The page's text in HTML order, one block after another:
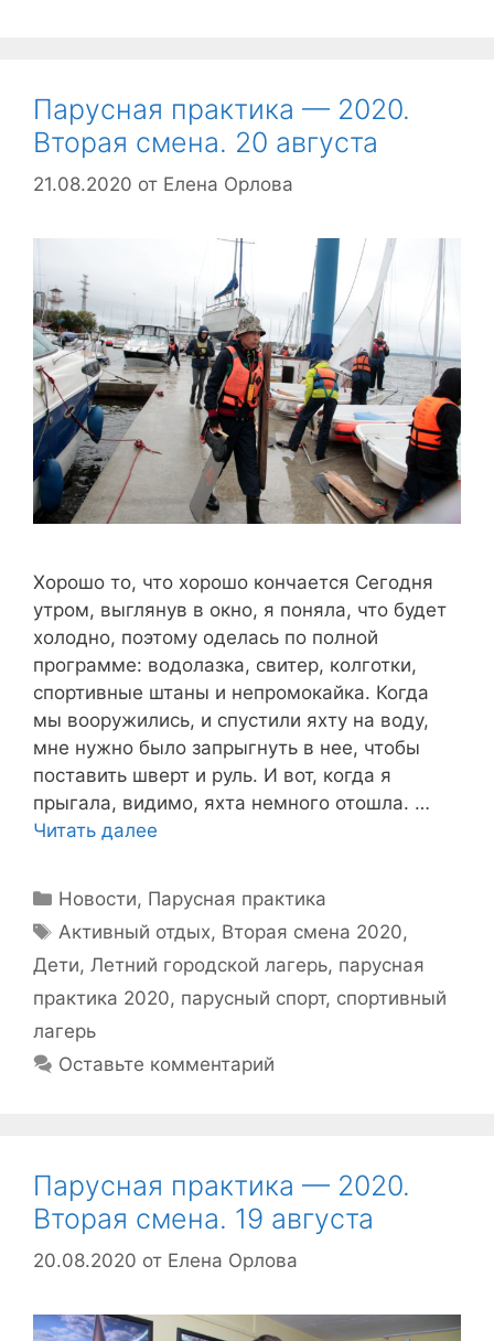
Парусная практика — 2020.
Вторая смена. 20 августа
21.08.2020 от Елена Орлова
Хорошо то, что хорошо кончается Сегодня
утром, выглянув в окно, я поняла, что будет
холодно, поэтому оделась по полной
программе: водолазка, свитер, колготки,
спортивные штаны и непромокайка. Когда
мы вооружились, и спустили яхту на воду,
мне нужно было запрыгнуть в нее, чтобы
поставить шверт и руль. И вот, когда я
прыгала, видимо, яхта немного отошла. …
Читать далее
Рубрики
Новости, Парусная практика
Метки
Активный отдых, Вторая смена 2020,
Дети, Летний городской лагерь, парусная
практика 2020, парусный спорт, спортивный
лагерь
Оставьте комментарий
Парусная практика — 2020.
Вторая смена. 19 августа
20.08.2020 от Елена Орлова